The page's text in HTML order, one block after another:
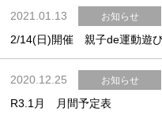
2021.01.13 お知らせ
2/14(日)開催 親子de運動遊
2020.12.25 お知らせ
R3.1月 月間予定表